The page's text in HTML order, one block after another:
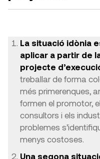
La situació idònia
aplicar a partir de
projecte
treballar de forma
més primerenques,
formen el promotor,
consultors i els
problemes
menys costoses.
Una segona